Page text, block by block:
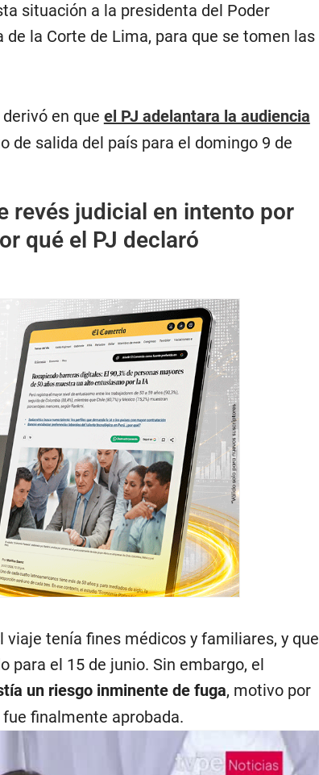
situación a la presidenta del Poder
la Corte de Lima, para que se tomen las
en que el PJ adelantara la audiencia
de salida del país para el domingo 9 de
revés judicial en intento por
qué el PJ declaró
viaje tenía fines médicos y familiares, y que
para el 15 de junio. Sin embargo, el
un riesgo inminente de fuga, motivo por
finalmente aprobada.